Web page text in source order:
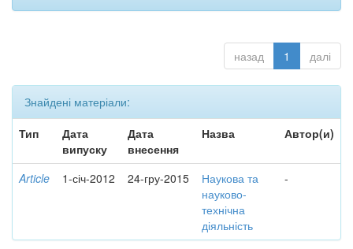
назад 1 далі
Знайдені матеріали:
Тип
Дата
випуску
Дата
внесення
Назва Автор(и)
Article 1-січ-2012 24-гру-2015
Наукова та
науково-
технічна
діяльність
-